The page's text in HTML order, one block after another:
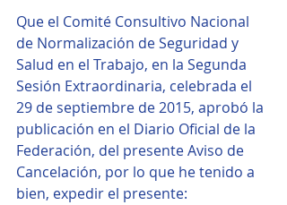
Que el Comité Consultivo Nacional
de Normalización de Seguridad y
Salud en el Trabajo, en la Segunda
Sesión Extraordinaria, celebrada el
29 de septiembre de 2015, aprobó la
publicación en el Diario Oficial de la
Federación, del presente Aviso de
Cancelación, por lo que he tenido a
bien, expedir el presente: